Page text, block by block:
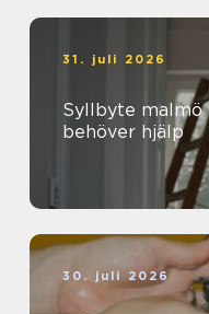
31. juli 2026
Syllbyte malmö när husets grund
behöver hjälp
30. juli 2026